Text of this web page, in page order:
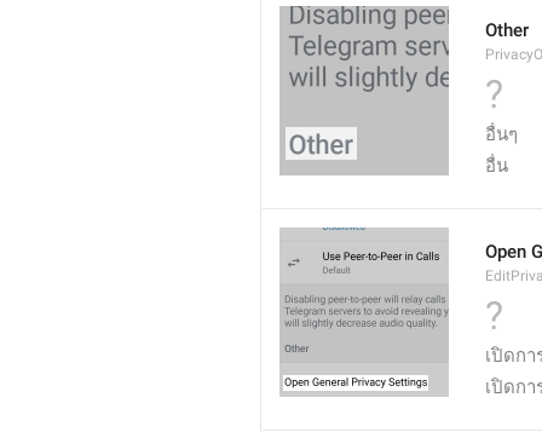
Other
?
อื่นๆ
อื่น
Open
?
เปิดก
เปิดก